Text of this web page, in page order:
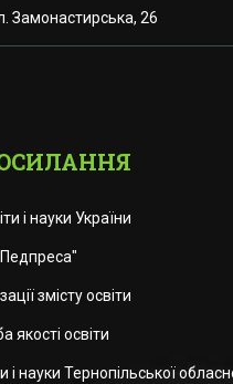
Замонастирська, 26
і науки України
змісту освіти
освіти
і науки Тернопільської